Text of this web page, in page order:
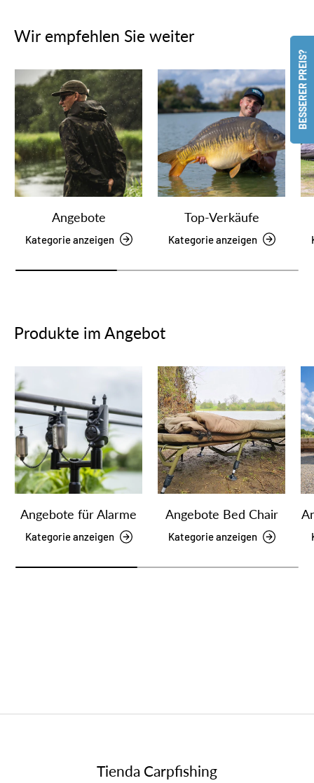
Wir empfehlen Sie weiter
Angebote
Kategorie anzeigen
Top-Verkäufe
Kategorie anzeigen
Produkte im Angebot
Angebote für Alarme
Kategorie anzeigen
Angebote Bed Chair
Kategorie anzeigen
Tienda Carpfishing
BESSERER PREIS?